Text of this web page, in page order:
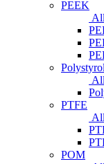
PEEK
Polystyrol
PTFE
POM